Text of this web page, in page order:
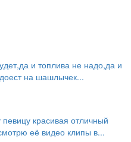
и топлива не надо,да и
на шашлычек...
красивая отличный
её видео клипы в...